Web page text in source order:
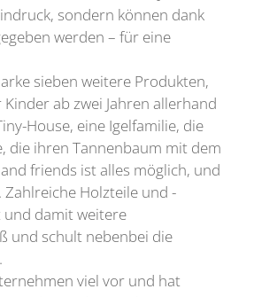
sondern können dank
werden – für eine
sieben weitere Produkten,
ab zwei Jahren allerhand
House, eine Igelfamilie, die
die ihren Tannenbaum mit dem
friends ist alles möglich, und
Holzteile und -
damit weitere
und schult nebenbei die
viel vor und hat